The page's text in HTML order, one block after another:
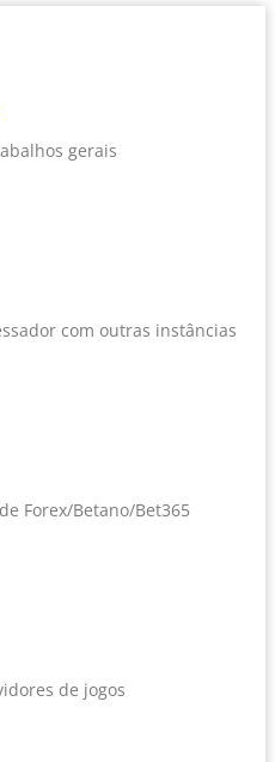
gerais
com outras instâncias
Forex/Betano/Bet365
de jogos